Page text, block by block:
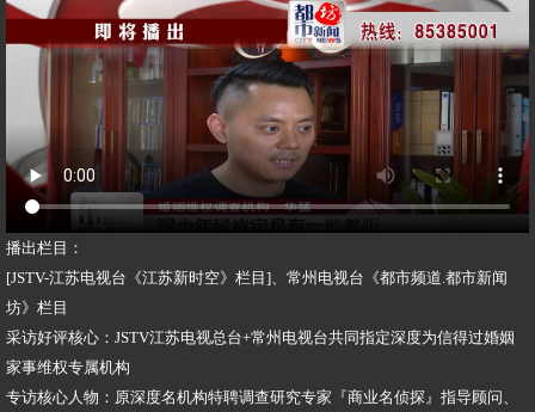
播出栏目：
[JSTV-江苏电视台《江苏新时空》栏目]、常州电视台《都市频道.都市新闻
坊》栏目
采访好评核心：JSTV江苏电视总台+常州电视台共同指定深度为信得过婚姻
家事维权专属机构
专访核心人物：原深度名机构特聘调查研究专家『商业名侦探』指导顾问、